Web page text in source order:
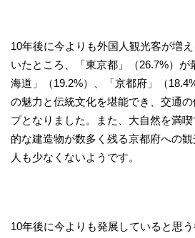
10年後に今よりも外国人観光客が増
いたところ、「東京都」（26.7%）
海道」（19.2%）、「京都府」（
の魅力と伝統文化を堪能でき、交通
プとなりました。また、大自然を満
的な建造物が数多く残る京都府への
人も少なくないようです。
10年後に今よりも発展していると思